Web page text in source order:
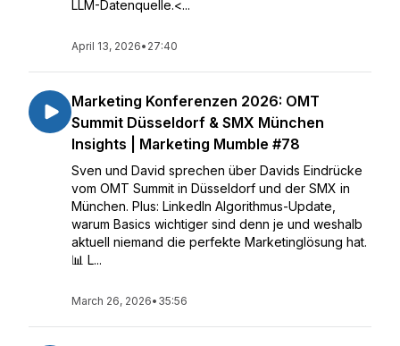
LLM-Datenquelle.<...
April 13, 2026• 27:40
Marketing Konferenzen 2026: OMT
Summit Düsseldorf & SMX München
Insights | Marketing Mumble #78
Sven und David sprechen über Davids Eindrücke
vom OMT Summit in Düsseldorf und der SMX in
München. Plus: LinkedIn Algorithmus-Update,
warum Basics wichtiger sind denn je und weshalb
aktuell niemand die perfekte Marketinglösung hat.
📊 L...
March 26, 2026• 35:56